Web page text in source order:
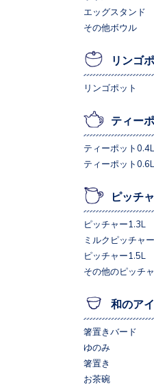
エッグスタンド
その他ボウル
リンゴ
リンゴポット
ティー
ティーポット0.4L
ティーポット0.6L
ピッチ
ピッチャー1.3L
ミルクピッチャー
ピッチャー1.5L
その他のピッチ
和のア
箸置きバード
ゆのみ
箸置き
お茶碗